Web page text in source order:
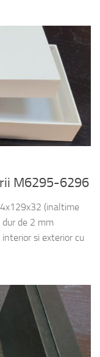
M6295-6296
(inaltime
de 2 mm
si exterior cu